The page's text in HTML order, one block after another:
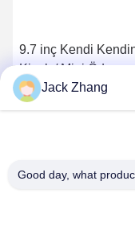
9.7 inç Kendi
Kiosk / Mini Ödeme
kiosklu Nakit Nakit
/ Kiosk, Bilet satış
En İyi Fiyatı
Jack Zhang
Good day, what